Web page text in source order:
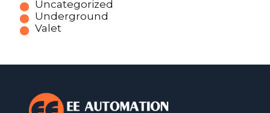
Uncategorized
Underground
Valet